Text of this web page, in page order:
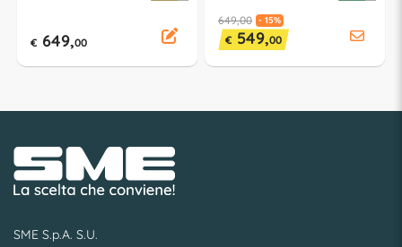
€ 649,00
649,00 - 15%
€ 549,00
SME S.p.A. S.U.